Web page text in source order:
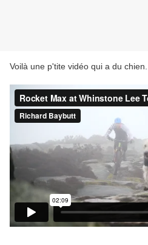
Voilà une p'tite vidéo qui a du chien...